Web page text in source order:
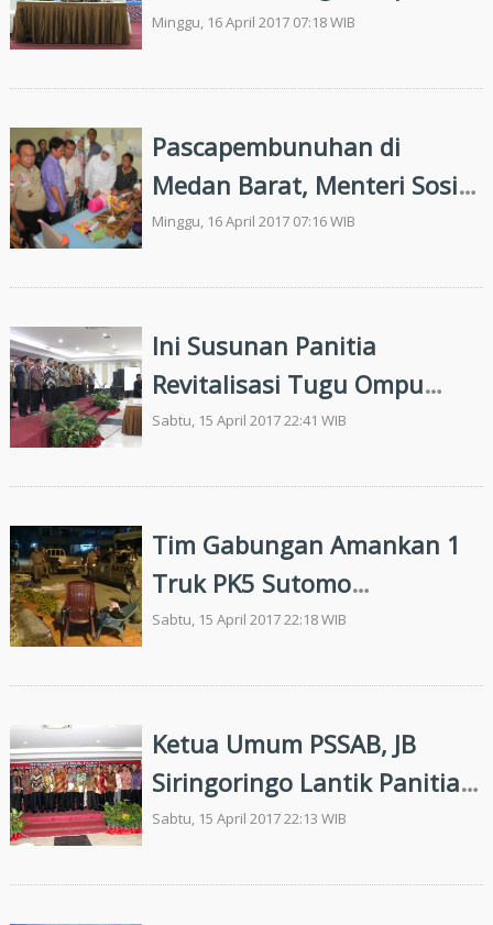
Tuan Situmorang Rapat
Minggu, 16 April 2017 07:18 WIB
Pascapembunuhan di
Medan Barat, Menteri Sosial
Jenguk Kinara
Minggu, 16 April 2017 07:16 WIB
Ini Susunan Panitia
Revitalisasi Tugu Ompu
Tuan Situmorang
Sabtu, 15 April 2017 22:41 WIB
Tim Gabungan Amankan 1
Truk PK5 Sutomo
Diamankan
Sabtu, 15 April 2017 22:18 WIB
Ketua Umum PSSAB, JB
Siringoringo Lantik Panitia
Revitalisasi Tugu Ompu
Sabtu, 15 April 2017 22:13 WIB